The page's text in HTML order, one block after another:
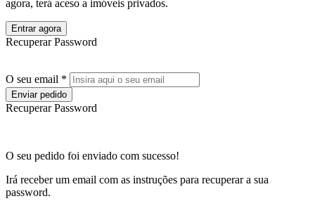
agora, terá aceso a imóveis privados.
Entrar agora
Recuperar Password
O seu email *
Enviar pedido
Recuperar Password
O seu pedido foi enviado com sucesso!
Irá receber um email com as instruções para recuperar a sua
password.